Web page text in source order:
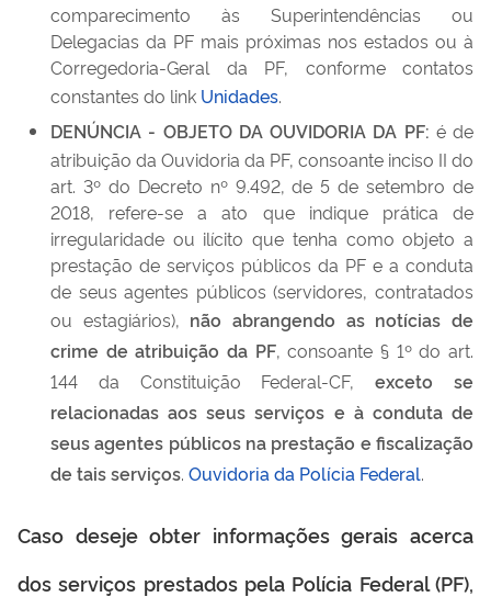
comparecimento às Superintendências ou
Delegacias da PF mais próximas nos estados ou à
Corregedoria-Geral da PF, conforme contatos
constantes do link Unidades.
DENÚNCIA - OBJETO DA OUVIDORIA DA PF: é de
atribuição da Ouvidoria da PF, consoante inciso II do
art. 3º do Decreto nº 9.492, de 5 de setembro de
2018, refere-se a ato que indique prática de
irregularidade ou ilícito que tenha como objeto a
prestação de serviços públicos da PF e a conduta
de seus agentes públicos (servidores, contratados
ou estagiários), não abrangendo as notícias de
crime de atribuição da PF, consoante § 1º do art.
144 da Constituição Federal-CF,exceto se
relacionadas aos seus serviços e à conduta de
seus agentes públicos na prestação e fiscalização
de tais serviços. Ouvidoria da Polícia Federal.
Caso deseje obter informações gerais acerca
dos serviços prestados pela Polícia Federal (PF),